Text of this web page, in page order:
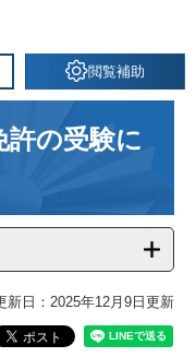
閲覧補助
許の受験に
新日：2025年12月9日更新